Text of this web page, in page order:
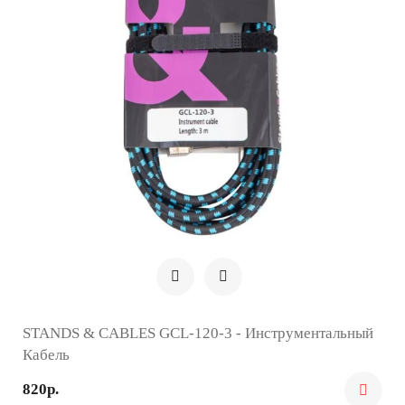
STANDS & CABLES GCL-120-3 - Инструментальный
Кабель
820р.